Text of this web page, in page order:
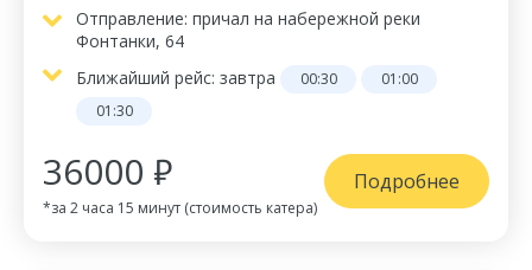
Отправление: причал на набережной реки
Фонтанки, 64
Ближайший рейс: завтра 00:30
01:00
01:30
36000 ₽
*за 2 часа 15 минут (стоимость катера)
Подробнее